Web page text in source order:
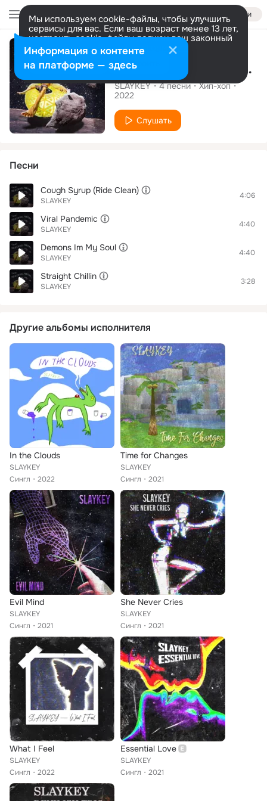
Войти
Мы используем cookie-файлы, чтобы улучшить
сервисы для вас. Если ваш возраст менее 13 лет,
настроить cookie-файлы должен ваш законный
представитель. Больше информации
Разрешить все Настроить
Альбом
The Alien Chill Pandemic
SLAYKEY 4песни
Хип-хоп
2022
Слушать
Песни
Cough Syrup (Ride Clean)
SLAYKEY
4:06
Viral Pandemic
SLAYKEY
4:40
Demons Im My Soul
SLAYKEY
4:40
Straight Chillin
SLAYKEY
3:28
Другие альбомы исполнителя
In the Clouds
SLAYKEY
Сингл
2022
Time for Changes
SLAYKEY
Сингл
2021
Evil Mind
SLAYKEY
Сингл
2021
She Never Cries
SLAYKEY
Сингл
2021
What I Feel
SLAYKEY
Сингл
2022
Essential Love
SLAYKEY
Сингл
2021
Информация о контенте
на платформе — здесь